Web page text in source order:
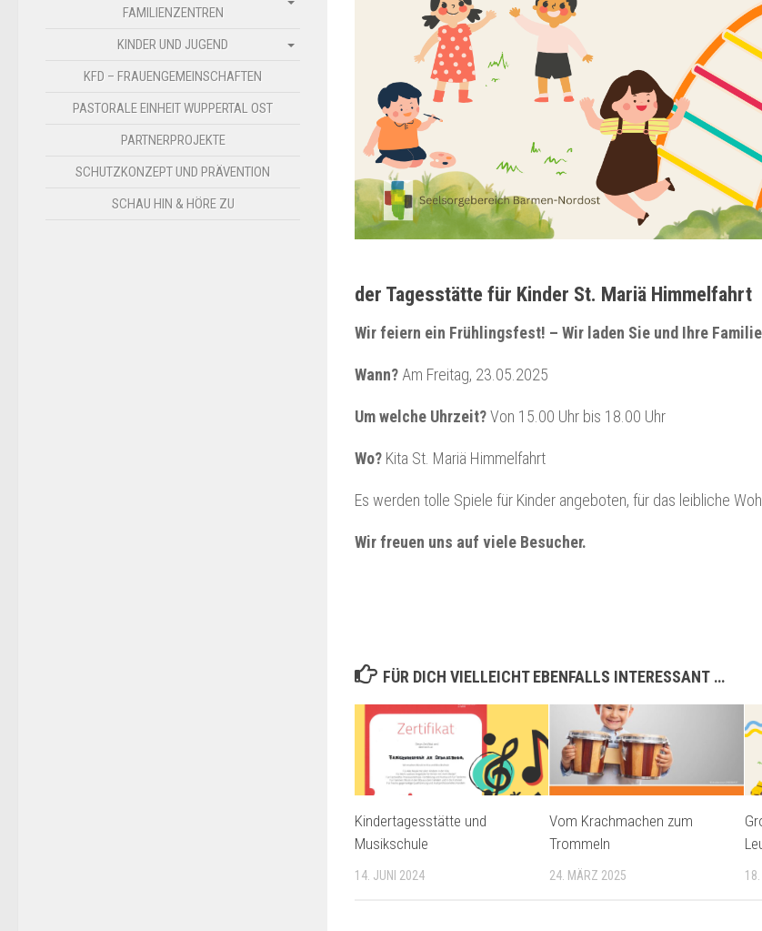
der Tagesstätte für Kinder St. Mariä Himmelfahrt
Wir feiern ein Frühlingsfest! – Wir laden Sie und Ihre
Wann? Am Freitag, 23.05.2025
Um welche Uhrzeit?Von 15.00 Uhr bis 18.00 Uhr
Wo? Kita St. Mariä Himmelfahrt
Es werden tolle Spiele für Kinder angeboten, für das leibliche
Wir freuen uns auf viele Besucher.
FÜR DICH VIELLEICHT EBENFALLS INTERESSANT …
Kindertagesstätte und
Musikschule
14. JUNI 2024
Vom Krachmachen zum
Trommeln
24. MÄRZ 2025
FAMILIENZENTREN
KINDER UND JUGEND
KFD – FRAUENGEMEINSCHAFTEN
PASTORALE EINHEIT WUPPERTAL OST
PARTNERPROJEKTE
SCHUTZKONZEPT UND PRÄVENTION
SCHAU HIN & HÖRE ZU